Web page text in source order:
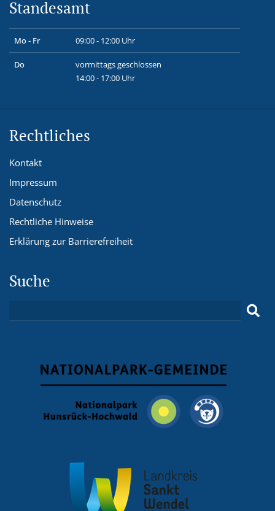
Standesamt
Mo - Fr 09:00 - 12:00 Uhr
Do
vormittags geschlossen
14:00 - 17:00 Uhr
Rechtliches
Kontakt
Impressum
Datenschutz
Rechtliche Hinweise
Erklärung zur Barrierefreiheit
Suche